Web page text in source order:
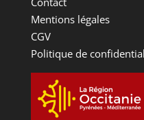
Mentions légales
CGV
Politique de